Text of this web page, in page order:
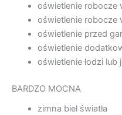
oświetlenie robocze
oświetlenie robocze
oświetlenie przed
oświetlenie
oświetlenie łodzi lub
BARDZO MOCNA
zimna biel światła